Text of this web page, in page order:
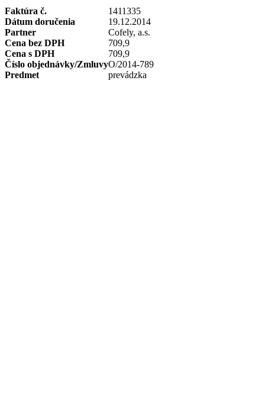
Faktúra č.
1411335
Dátum doručenia
19.12.2014
Partner
Cofely, a.s.
Cena bez DPH
709,9
Cena s DPH
709,9
Číslo objednávky/ZmluvyO/2014-789
Predmet
prevádzka